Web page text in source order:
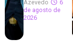
Azevedo
6
de agosto de
2026